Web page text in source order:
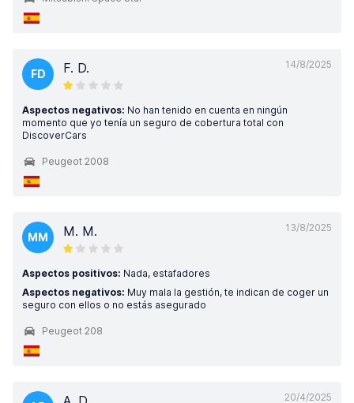
14/8/2025
FD F. D.
Aspectos negativos: No han tenido en cuenta en ningún
momento que yo tenía un seguro de cobertura total con
DiscoverCars
Peugeot 2008
13/8/2025
MM M. M.
Aspectos positivos: Nada, estafadores
Aspectos negativos: Muy mala la gestión, te indican de coger un
seguro con ellos o no estás asegurado
Peugeot 208
20/4/2025